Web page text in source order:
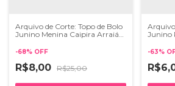
Arquivo de Corte: Topo de Bolo
Junino Menina Caipira Arraiá
-68% OFF
R$8,00 R$25,00
Junino
-63%